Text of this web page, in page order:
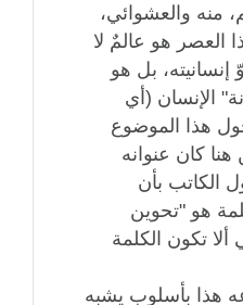
منه والعشوائي،
العصر هو عالمٌ لا
إنسانيته، بل هو
الإنسان (أي
هذا الموضوع
كان عنوانه
الكاتب بأن
هو "تحوين
ألا تكون الكلمة
هذا بأسلوب يشبه